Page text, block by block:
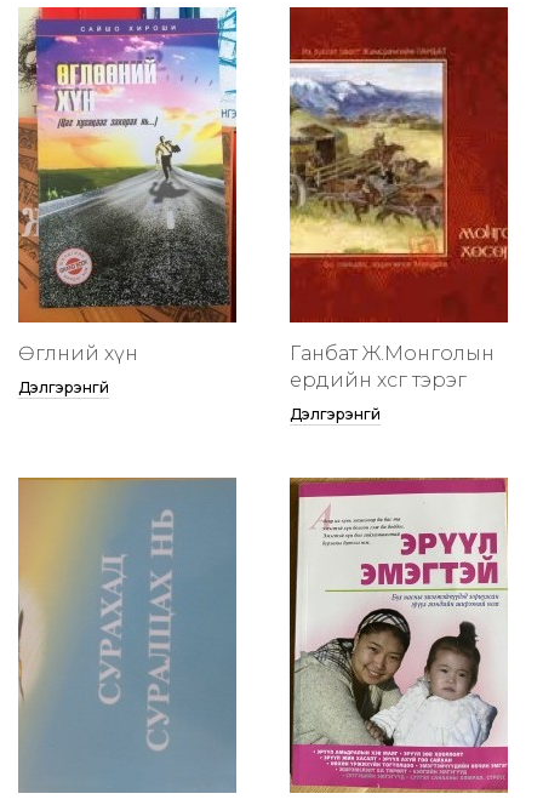
Өглөөний хүн
Дэлгэрэнгүй
Ганбат Ж.Монголын
ердийн хөсөг тэрэг
Дэлгэрэнгүй